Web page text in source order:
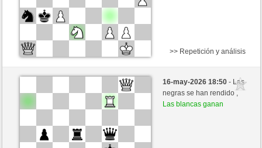
Negras
FIBES (1292) (-14)
mario39 (1338) (+14)
Esta partida es por puntos
>> Repetición y análisis
16-may-2026 18:50- Las
negras se han rendido ,
Las blancas ganan